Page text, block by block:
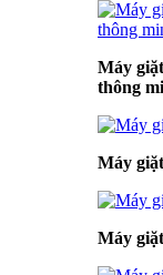
Máy
thông
Máy
Máy